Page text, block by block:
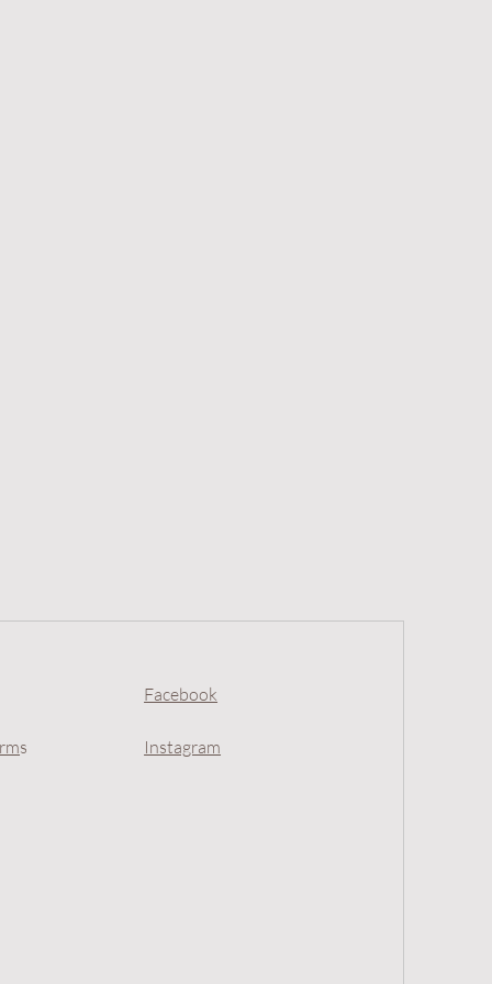
s
Facebook
Instagram